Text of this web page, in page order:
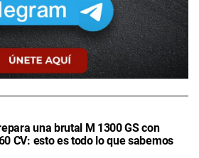
una brutal M 1300 GS con
CV: esto es todo lo que sabemos